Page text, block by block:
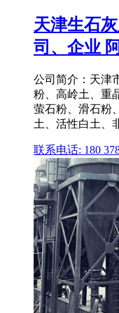
天津生石
司、企业
公司简介：天津
粉、高岭土、重
萤石粉、滑石粉
土、活性白土、
联系电话: 180